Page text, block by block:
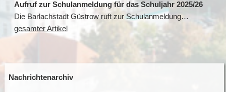
Aufruf zur Schulanmeldung für das Schuljahr 2025/26
Die Barlachstadt Güstrow ruft zur Schulanmeldung…
gesamter Artikel
Nachrichtenarchiv